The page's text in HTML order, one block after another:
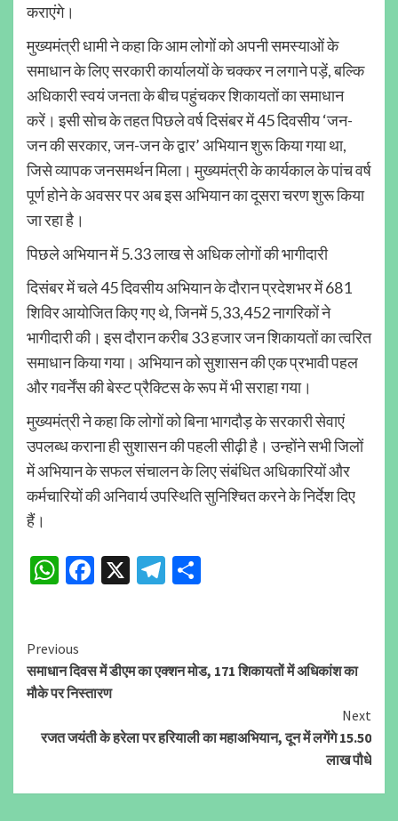
कराएंगे।
मुख्यमंत्री धामी ने कहा कि आम लोगों को अपनी समस्याओं के
समाधान के लिए सरकारी कार्यालयों के चक्कर न लगाने पड़ें, बल्कि
अधिकारी स्वयं जनता के बीच पहुंचकर शिकायतों का समाधान
करें। इसी सोच के तहत पिछले वर्ष दिसंबर में 45 दिवसीय ‘जन-
जन की सरकार, जन-जन के द्वार’ अभियान शुरू किया गया था,
जिसे व्यापक जनसमर्थन मिला। मुख्यमंत्री के कार्यकाल के पांच वर्ष
पूर्ण होने के अवसर पर अब इस अभियान का दूसरा चरण शुरू किया
जा रहा है।
पिछले अभियान में 5.33 लाख से अधिक लोगों की भागीदारी
दिसंबर में चले 45 दिवसीय अभियान के दौरान प्रदेशभर में 681
शिविर आयोजित किए गए थे, जिनमें 5,33,452 नागरिकों ने
भागीदारी की। इस दौरान करीब 33 हजार जन शिकायतों का त्वरित
समाधान किया गया। अभियान को सुशासन की एक प्रभावी पहल
और गवर्नेंस की बेस्ट प्रैक्टिस के रूप में भी सराहा गया।
मुख्यमंत्री ने कहा कि लोगों को बिना भागदौड़ के सरकारी सेवाएं
उपलब्ध कराना ही सुशासन की पहली सीढ़ी है। उन्होंने सभी जिलों
में अभियान के सफल संचालन के लिए संबंधित अधिकारियों और
कर्मचारियों की अनिवार्य उपस्थिति सुनिश्चित करने के निर्देश दिए
हैं।
WhatsApp
Facebook
X Telegram
Continue
Reading
Previous
समाधान दिवस में डीएम का एक्शन मोड, 171 शिकायतों में अधिकांश का
मौके पर निस्तारण
Next
रजत जयंती के हरेला पर हरियाली का महाअभियान, दून में लगेंगे 15.50
लाख पौधे